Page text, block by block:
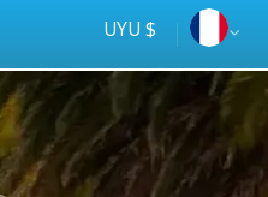
UYU $